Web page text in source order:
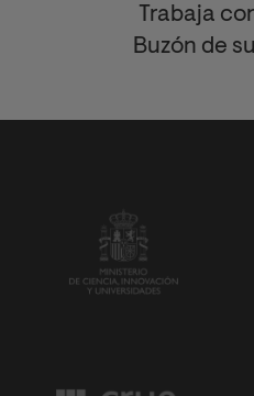
Trabaja
Buzón de